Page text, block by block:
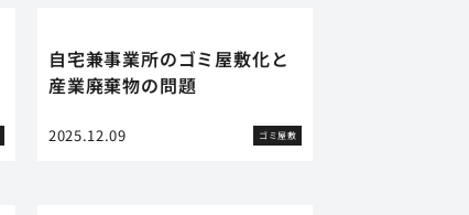
自宅兼事業所のゴミ屋敷化と
産業廃棄物の問題
2025.12.09 ゴミ屋敷